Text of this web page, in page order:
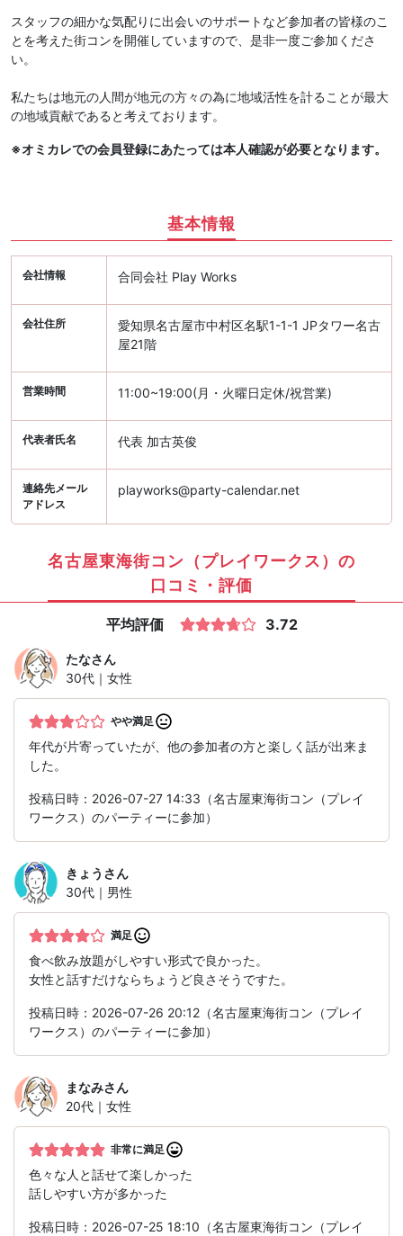
スタッフの細かな気配りに出会いのサポートなど参加者の皆様のこ
とを考えた街コンを開催していますので、是非一度ご参加くださ
い。
私たちは地元の人間が地元の方々の為に地域活性を計ることが最大
の地域貢献であると考えております。
※オミカレでの会員登録にあたっては本人確認が必要となります。
基本情報
会社情報 合同会社 Play Works
会社住所
愛知県名古屋市中村区名駅1-1-1 JPタワー名古
屋21階
営業時間 11:00~19:00(月・火曜日定休/祝営業)
代表者氏名 代表 加古英俊
連絡先メール
アドレス
playworks@party-calendar.net
名古屋東海街コン（プレイワークス）の
口コミ・評価
平均評価 3.72
たなさん
30代｜女性
やや満足
年代が片寄っていたが、他の参加者の方と楽しく話が出来ま
した。
投稿日時：2026-07-27 14:33（名古屋東海街コン（プレイ
ワークス）のパーティーに参加）
きょう さん
30代｜男性
満足
食べ飲み放題がしやすい形式で良かった。
女性と話すだけならちょうど良さそうですた。
投稿日時：2026-07-26 20:12（名古屋東海街コン（プレイ
ワークス）のパーティーに参加）
まなみさん
20代｜女性
非常に満足
色々な人と話せて楽しかった
話しやすい方が多かった
投稿日時：2026-07-25 18:10（名古屋東海街コン（プレイ